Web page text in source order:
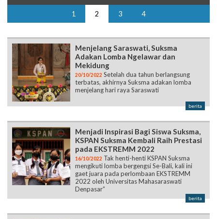
1 2 3 4
Menjelang Saraswati, Suksma
Adakan Lomba Ngelawar dan
Mekidung
20/10/2022 Setelah dua tahun berlangsung
terbatas, akhirnya Suksma adakan lomba
menjelang hari raya Saraswati
berita
Menjadi Inspirasi Bagi Siswa Suksma,
KSPAN Suksma Kembali Raih Prestasi
pada EKSTREMM 2022
16/10/2022 Tak henti-henti KSPAN Suksma
mengikuti lomba bergengsi Se-Bali, kali ini
gaet juara pada perlombaan EKSTREMM
2022 oleh Universitas Mahasaraswati
Denpasar”
berita